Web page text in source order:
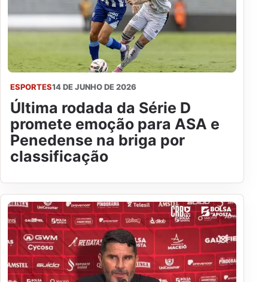
ESPORTES14 DE JUNHO DE 2026
Última rodada da Série D
promete emoção para ASA e
Penedense na briga por
classificação